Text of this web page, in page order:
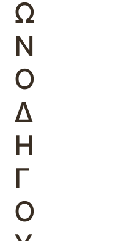
Ω
Ν
Ο
Δ
Η
Γ
Ο